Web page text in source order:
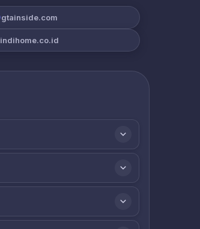
gtainside.com
indihome.co.id